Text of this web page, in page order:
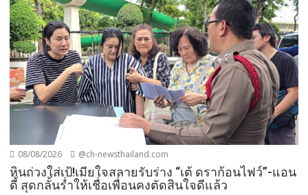
08/08/2026 @ch-newsthailand.com
หินถ่วงใส่เป้!เมียใจสลายรับร่าง “เต้ ดราก้อนไฟว์”-แอน
ดี้ สุดกลั้นร่ำให้เชื่อเพื่อนคงตัดสินใจดีแล้ว